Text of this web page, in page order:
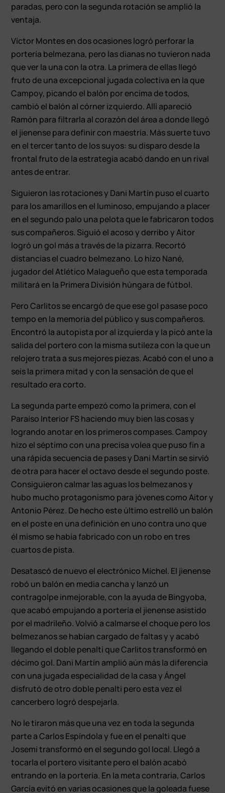
paradas, pero con la segunda rotación se amplió la
ventaja.
Víctor Montes en dos ocasiones logró perforar la
portería belmezana, pero las dianas no tuvieron nada
que ver la una con la otra. La primera de ellas llegó
fruto de una excepcional jugada colectiva en la que
Campoy, picando el balón por encima de todos,
cambió el balón al córner izquierdo. Allí apareció
Ramón para filtrarla al corazón del área a donde llegó
el jienense para definir con maestría. Más suerte tuvo
en el tercer tanto de los suyos: su disparo desde la
frontal fruto de la estrategia acabó dando en un rival
antes de entrar.
Siguieron las rotaciones y Dani Martín puso el cuarto
para los amarillos en el luminoso, empujando a placer
en el segundo palo una pelota que le fabricaron todos
sus compañeros. Siguió el acoso y derribo y Aitor
logró un gol más a través de la pizarra. Recortó
distancias el cuadro belmezano. Lo hizo Nané,
jugador del Atlético Malagueño que esta temporada
militará en la Primera División húngara de fútbol.
Pero Carlitos se encargó de que ese gol pasase poco
tempo en la memoria del público y sus compañeros.
Encontró la autopista por al izquierda y la picó ante la
salida del portero con la misma sutileza con la que un
relojero trata a sus mejores piezas. Acabó con el uno a
seis la primera mitad y con la sensación de que el
resultado era corto.
La segunda parte empezó como la primera, con el
Paraíso Interior FS haciendo muy bien las cosas y
logrando anotar en los primeros compases. Campoy
hizo el séptimo con una precisa volea que puso fin a
una rápida secuencia de pases y Dani Martín se sirvió
de otra para hacer el octavo desde el segundo poste.
Consiguieron calmar las aguas los belmezanos y
hubo mucho protagonismo para jóvenes como Aitor y
Antonio Pérez. De hecho este último estrelló un balón
en el poste en una definición en uno contra uno que
él mismo se había fabricado con un robo en tres
cuartos de pista.
Desatascó de nuevo el electrónico Míchel. El jienense
robó un balón en media cancha y lanzó un
contragolpe inmejorable, con la ayuda de Bingyoba,
que acabó empujando a portería el jienense asistido
por el madrileño. Volvió a calmarse el choque pero los
belmezanos se habían cargado de faltas y y acabó
llegando el doble penalti que Carlitos transformó en
décimo gol. Dani Martín amplió aún más la diferencia
con una jugada especialidad de la casa y Ángel
disfrutó de otro doble penalti pero esta vez el
cancerbero logró despejarla.
No le tiraron más que una vez en toda la segunda
parte a Carlos Espíndola y fue en el penalti que
Josemi transformó en el segundo gol local. Llegó a
tocarla el portero visitante pero el balón acabó
entrando en la portería. En la meta contraria, Carlos
García evitó en varias ocasiones que la goleada fuese